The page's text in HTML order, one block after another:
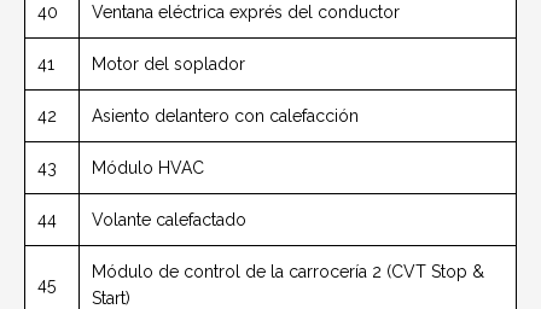
40 Ventana eléctrica exprés del conductor
41 Motor del soplador
42 Asiento delantero con calefacción
43 Módulo HVAC
44 Volante calefactado
45
Módulo de control de la carrocería 2 (CVT Stop &
Start)